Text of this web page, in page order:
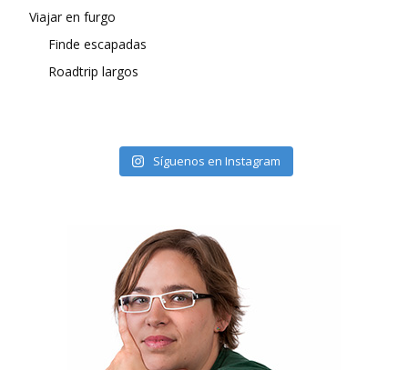
Viajar en furgo
Finde escapadas
Roadtrip largos
Síguenos en Instagram